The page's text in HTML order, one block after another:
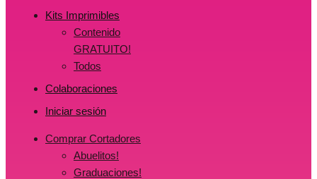
Kits Imprimibles
Contenido
GRATUITO!
Todos
Colaboraciones
Iniciar sesión
Comprar Cortadores
Abuelitos!
Graduaciones!